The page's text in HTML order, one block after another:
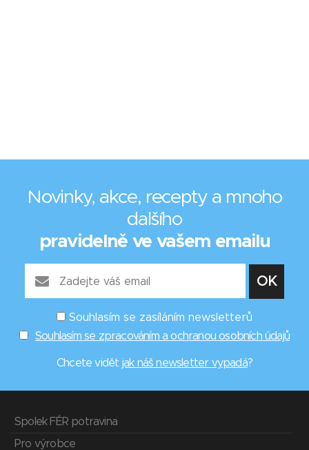
Novinky, akce, recepty a mnoho
dalšího
pravidelně ve vašem emailu
Souhlasím se zasíláním newsletterů
Souhlasím se zpracováním a ochranou osobních údajů
Chcete vidět jak náš newsletter vypadá?
Spolek FÉR potravina
Pro výrobce